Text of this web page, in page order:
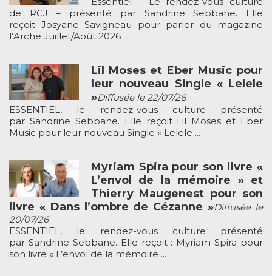
de RCJ – présenté par Sandrine Sebbane. Elle
reçoit Josyane Savigneau pour parler du magazine
l’Arche Juillet/Août 2026 ...
Lil Moses et Eber Music pour
leur nouveau Single « Lelele
»Diffusée le 22/07/26
ESSENTIEL, le rendez-vous culture présenté
par Sandrine Sebbane. Elle reçoit Lil Moses et Eber
Music pour leur nouveau Single « Lelele ...
Myriam Spira pour son livre «
L’envol de la mémoire » et
Thierry Maugenest pour son
livre « Dans l’ombre de Cézanne »Diffusée le
20/07/26
ESSENTIEL, le rendez-vous culture présenté
par Sandrine Sebbane. Elle reçoit : Myriam Spira pour
son livre « L’envol de la mémoire ...